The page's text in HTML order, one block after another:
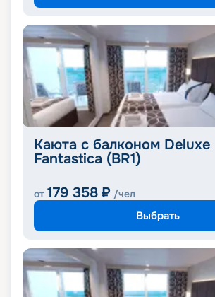
Каюта с балконом Deluxe
Fantastica (BR1)
от 179 358 ₽ /чел
Выбрать